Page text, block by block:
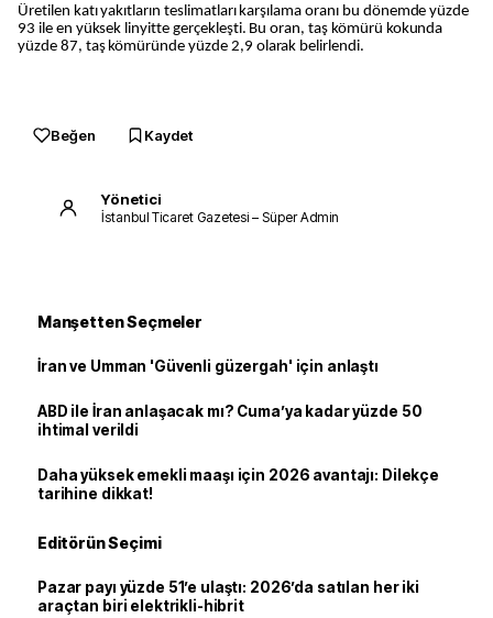
Üretilen katı yakıtların teslimatları karşılama oranı bu dönemde yüzde
93 ile en yüksek linyitte gerçekleşti. Bu oran, taş kömürü kokunda
yüzde 87, taş kömüründe yüzde 2,9 olarak belirlendi.
Beğen Kaydet
Yönetici
İstanbul Ticaret Gazetesi – Süper Admin
Manşetten Seçmeler
İran ve Umman 'Güvenli güzergah' için anlaştı
ABD ile İran anlaşacak mı? Cuma’ya kadar yüzde 50
ihtimal verildi
Daha yüksek emekli maaşı için 2026 avantajı: Dilekçe
tarihine dikkat!
Editörün Seçimi
Pazar payı yüzde 51’e ulaştı: 2026’da satılan her iki
araçtan biri elektrikli-hibrit